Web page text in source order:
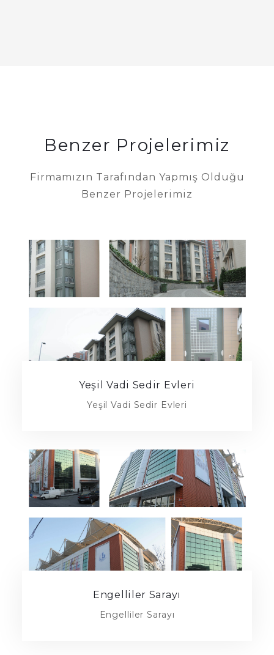
Benzer Projelerimiz
Firmamızın Tarafından Yapmış Olduğu
Benzer Projelerimiz
Yeşil Vadi Sedir Evleri
Yeşil Vadi Sedir Evleri
Engelliler Sarayı
Engelliler Sarayı